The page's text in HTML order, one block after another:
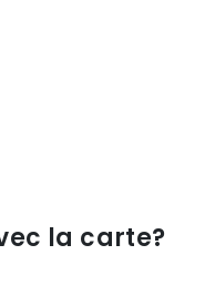
la carte?